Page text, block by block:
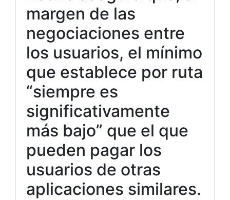
margen de las
negociaciones entre
los usuarios, el mínimo
que establece por ruta
“siempre es
significativamente
más bajo” que el que
pueden pagar los
usuarios de otras
aplicaciones similares.